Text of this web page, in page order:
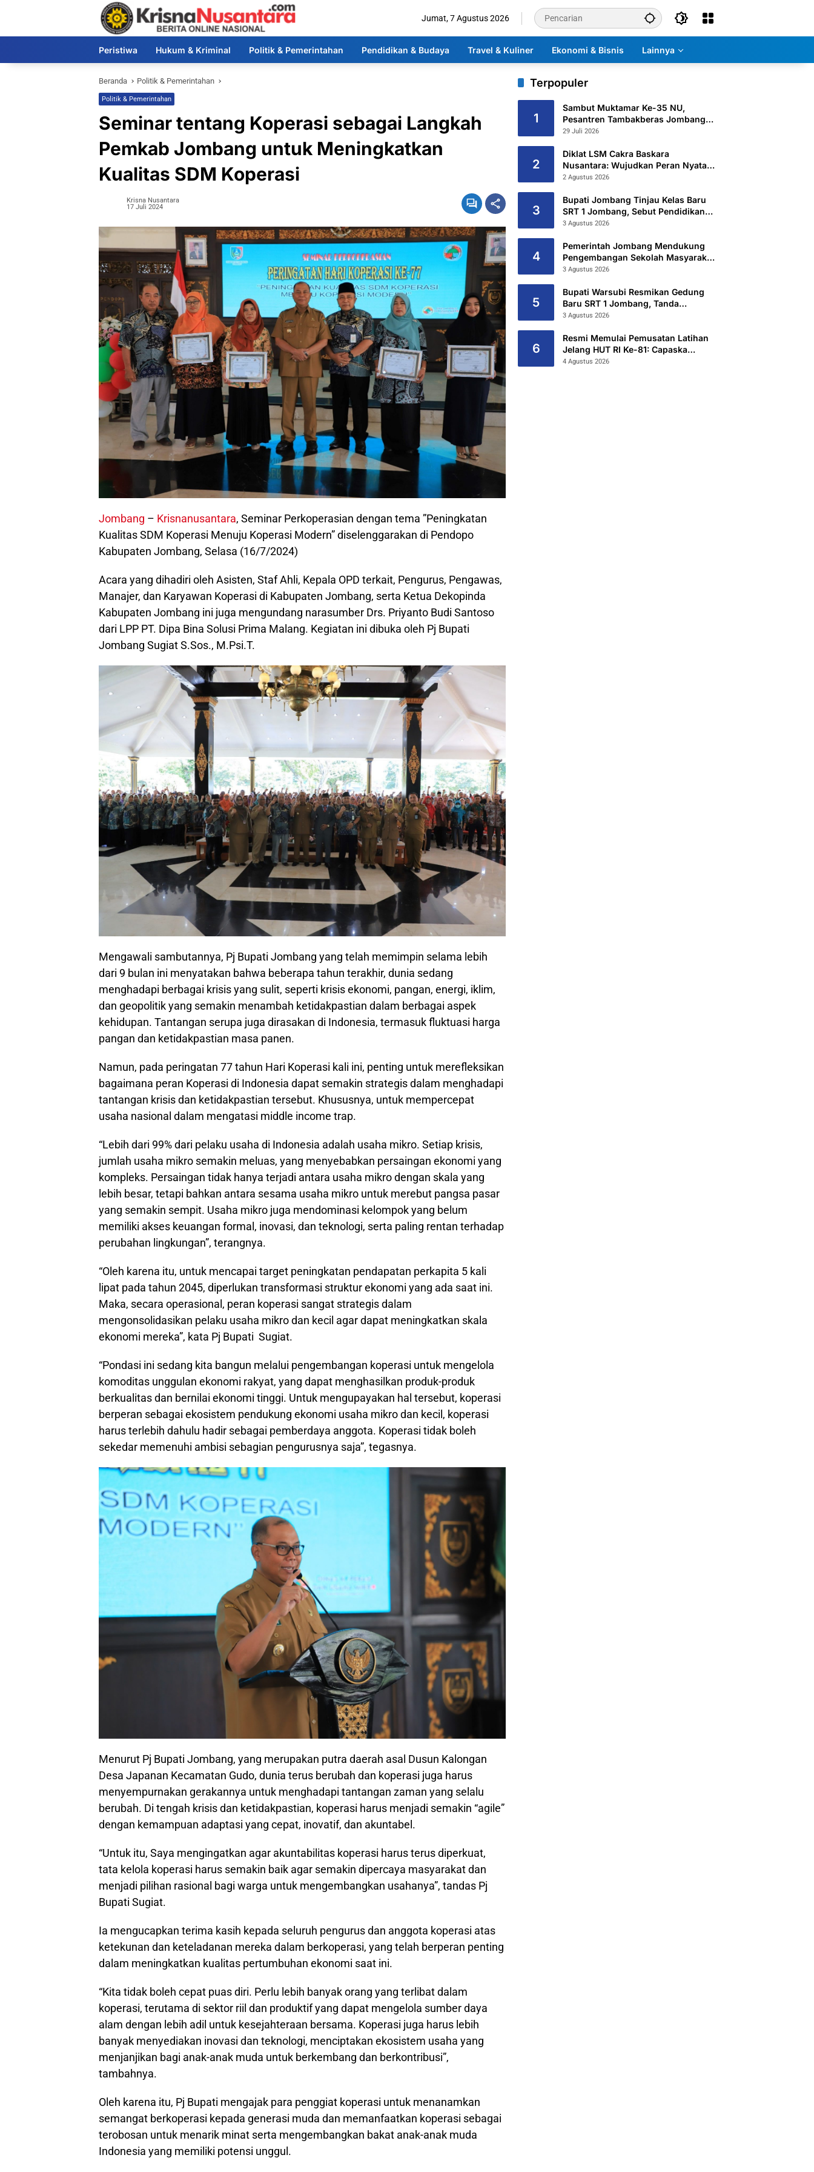
Jumat, 7 Agustus 2026
Peristiwa Hukum & Kriminal Politik & Pemerintahan Pendidikan & Budaya Travel & Kuliner Ekonomi & Bisnis Lainnya
Beranda Politik & Pemerintahan
Politik & Pemerintahan
Seminar tentang Koperasi sebagai Langkah
Pemkab Jombang untuk Meningkatkan
Kualitas SDM Koperasi
Krisna Nusantara
17 Juli 2024
Jombang – Krisnanusantara, Seminar Perkoperasian dengan tema ”Peningkatan
Kualitas SDM Koperasi Menuju Koperasi Modern” diselenggarakan di Pendopo
Kabupaten Jombang, Selasa (16/7/2024)
Acara yang dihadiri oleh Asisten, Staf Ahli, Kepala OPD terkait, Pengurus, Pengawas,
Manajer, dan Karyawan Koperasi di Kabupaten Jombang, serta Ketua Dekopinda
Kabupaten Jombang ini juga mengundang narasumber Drs. Priyanto Budi Santoso
dari LPP PT. Dipa Bina Solusi Prima Malang. Kegiatan ini dibuka oleh Pj Bupati
Jombang Sugiat S.Sos., M.Psi.T.
Mengawali sambutannya, Pj Bupati Jombang yang telah memimpin selama lebih
dari 9 bulan ini menyatakan bahwa beberapa tahun terakhir, dunia sedang
menghadapi berbagai krisis yang sulit, seperti krisis ekonomi, pangan, energi, iklim,
dan geopolitik yang semakin menambah ketidakpastian dalam berbagai aspek
kehidupan. Tantangan serupa juga dirasakan di Indonesia, termasuk fluktuasi harga
pangan dan ketidakpastian masa panen.
Namun, pada peringatan 77 tahun Hari Koperasi kali ini, penting untuk merefleksikan
bagaimana peran Koperasi di Indonesia dapat semakin strategis dalam menghadapi
tantangan krisis dan ketidakpastian tersebut. Khususnya, untuk mempercepat
usaha nasional dalam mengatasi middle income trap.
“Lebih dari 99% dari pelaku usaha di Indonesia adalah usaha mikro. Setiap krisis,
jumlah usaha mikro semakin meluas, yang menyebabkan persaingan ekonomi yang
kompleks. Persaingan tidak hanya terjadi antara usaha mikro dengan skala yang
lebih besar, tetapi bahkan antara sesama usaha mikro untuk merebut pangsa pasar
yang semakin sempit. Usaha mikro juga mendominasi kelompok yang belum
memiliki akses keuangan formal, inovasi, dan teknologi, serta paling rentan terhadap
perubahan lingkungan”, terangnya.
“Oleh karena itu, untuk mencapai target peningkatan pendapatan perkapita 5 kali
lipat pada tahun 2045, diperlukan transformasi struktur ekonomi yang ada saat ini.
Maka, secara operasional, peran koperasi sangat strategis dalam
mengonsolidasikan pelaku usaha mikro dan kecil agar dapat meningkatkan skala
ekonomi mereka”, kata Pj Bupati Sugiat.
“Pondasi ini sedang kita bangun melalui pengembangan koperasi untuk mengelola
komoditas unggulan ekonomi rakyat, yang dapat menghasilkan produk-produk
berkualitas dan bernilai ekonomi tinggi. Untuk mengupayakan hal tersebut, koperasi
berperan sebagai ekosistem pendukung ekonomi usaha mikro dan kecil, koperasi
harus terlebih dahulu hadir sebagai pemberdaya anggota. Koperasi tidak boleh
sekedar memenuhi ambisi sebagian pengurusnya saja”, tegasnya.
Menurut Pj Bupati Jombang, yang merupakan putra daerah asal Dusun Kalongan
Desa Japanan Kecamatan Gudo, dunia terus berubah dan koperasi juga harus
menyempurnakan gerakannya untuk menghadapi tantangan zaman yang selalu
berubah. Di tengah krisis dan ketidakpastian, koperasi harus menjadi semakin “agile”
dengan kemampuan adaptasi yang cepat, inovatif, dan akuntabel.
“Untuk itu, Saya mengingatkan agar akuntabilitas koperasi harus terus diperkuat,
tata kelola koperasi harus semakin baik agar semakin dipercaya masyarakat dan
menjadi pilihan rasional bagi warga untuk mengembangkan usahanya”, tandas Pj
Bupati Sugiat.
Ia mengucapkan terima kasih kepada seluruh pengurus dan anggota koperasi atas
ketekunan dan keteladanan mereka dalam berkoperasi, yang telah berperan penting
dalam meningkatkan kualitas pertumbuhan ekonomi saat ini.
“Kita tidak boleh cepat puas diri. Perlu lebih banyak orang yang terlibat dalam
koperasi, terutama di sektor riil dan produktif yang dapat mengelola sumber daya
alam dengan lebih adil untuk kesejahteraan bersama. Koperasi juga harus lebih
banyak menyediakan inovasi dan teknologi, menciptakan ekosistem usaha yang
menjanjikan bagi anak-anak muda untuk berkembang dan berkontribusi”,
tambahnya.
Oleh karena itu, Pj Bupati mengajak para penggiat koperasi untuk menanamkan
semangat berkoperasi kepada generasi muda dan memanfaatkan koperasi sebagai
terobosan untuk menarik minat serta mengembangkan bakat anak-anak muda
Indonesia yang memiliki potensi unggul.
Terpopuler
1
Sambut Muktamar Ke-35 NU,
Pesantren Tambakberas Jombang
Petakan 26 Titik Layanan Utama
29 Juli 2026
2
Diklat LSM Cakra Baskara
Nusantara: Wujudkan Peran Nyata
untuk Masyarakat
2 Agustus 2026
3
Bupati Jombang Tinjau Kelas Baru
SRT 1 Jombang, Sebut Pendidikan
Gratis Beri Harapan Baru
3 Agustus 2026
4
Pemerintah Jombang Mendukung
Pengembangan Sekolah Masyarakat
Yang Kurang Mampu Hingga
Rakyat Terintegritas 1 Jombang
3 Agustus 2026
5
Bupati Warsubi Resmikan Gedung
Baru SRT 1 Jombang, Tanda
Dimulainya MPLS Tahun Ajaran
3 Agustus 2026
6
Resmi Memulai Pemusatan Latihan
Jelang HUT RI Ke-81: Capaska
Jombang 2026 “Mahesa Rakta
4 Agustus 2026